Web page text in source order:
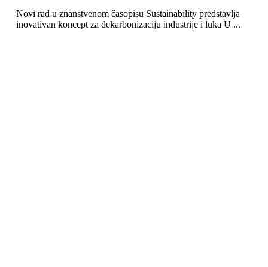
Novi rad u znanstvenom časopisu Sustainability predstavlja
inovativan koncept za dekarbonizaciju industrije i luka U ...